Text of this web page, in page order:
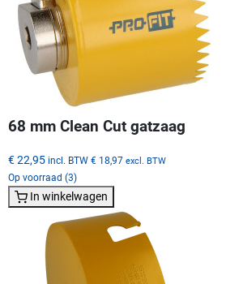
68 mm Clean Cut gatzaag
€ 22,95 incl. BTW € 18,97 excl. BTW
Op voorraad (3)
In winkelwagen